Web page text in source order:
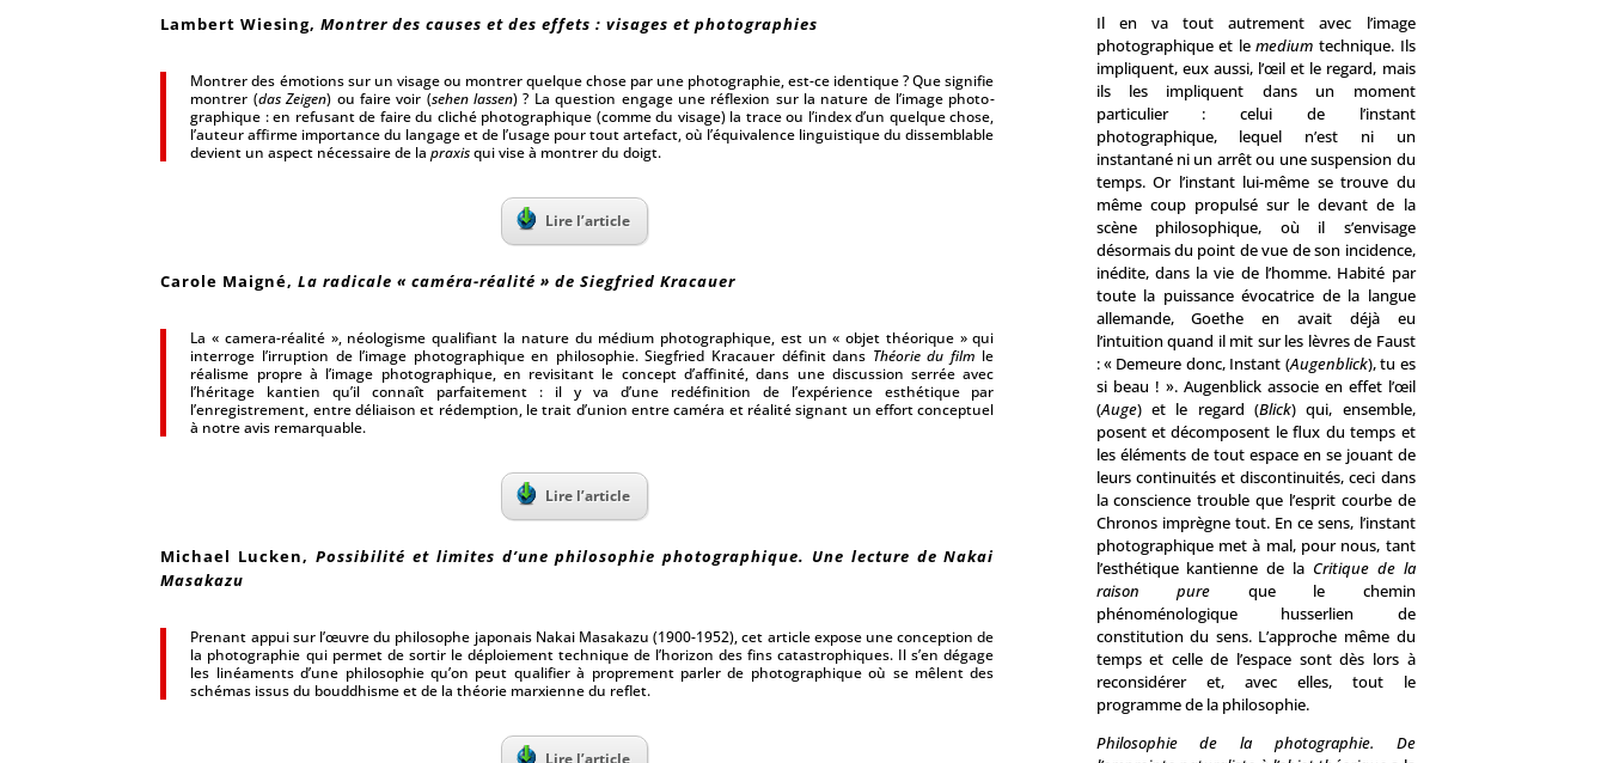
Lambert Wiesing, Montrer des causes et des effets : visages et photographies
Montrer des émotions sur un visage ou montrer quelque chose par une photographie, est-ce identique ? Que signifie
montrer (das Zeigen) ou faire voir (sehen lassen) ? La question engage une réflexion sur la nature de l’image photo­
graphique : en refusant de faire du cliché photographique (comme du visage) la trace ou l’index d’un quelque chose,
l’auteur affirme importance du langage et de l’usage pour tout artefact, où l’équivalence linguistique du dissemblable
devient un aspect nécessaire de lapraxisqui vise à montrer du doigt.
Lire l’article
Carole Maigné,La radicale « caméra-réalité » de Siegfried Kracauer
La « camera-réalité », néologisme qualifiant la nature du médium photographique, est un « objet théorique » qui
interroge l’irruption de l’image photographique en philosophie. Siegfried Kracauer définit dans Théorie du film le
réalisme propre à l’image photographique, en revisitant le concept d’affinité, dans une discussion serrée avec
l’héritage kantien qu’il connaît parfaitement : il y va d’une redéfinition de l’expérience esthétique par
l’enregistrement, entre déliaison et rédemption, le trait d’union entre caméra et réalité signant un effort conceptuel
à notre avis remarquable.
Lire l’article
Michael Lucken,Possibilité et limites d’une philosophie photographique. Une lecture de Nakai
Masakazu
Prenant appui sur l’œuvre du philosophe japonais Nakai Masakazu (1900-1952), cet article expose une conception de
la photographie qui permet de sortir le déploiement technique de l’horizon des fins catastrophiques. Il s’en dégage
les linéaments d’une philosophie qu’on peut qualifier à proprement parler de photographique où se mêlent des
schémas issus du bouddhisme et de la théorie marxienne du reflet.
Lire l’article
Il en va tout autrement avec l’image
photographique et lemedium technique. Ils
impliquent, eux aussi, l’œil et le regard, mais
ils les impliquent dans un moment
particulier : celui de l’instant
photographique, lequel n’est ni un
instantané ni un arrêt ou une suspension du
temps. Or l’instant lui-même se trouve du
même coup propulsé sur le devant de la
scène philosophique, où il s’envisage
désormais du point de vue de son incidence,
inédite, dans la vie de l’homme. Habité par
toute la puissance évocatrice de la langue
allemande, Goethe en avait déjà eu
l’intuition quand il mit sur les lèvres de Faust
: « Demeure donc, Instant (Augenblick), tu es
si beau ! ». Augenblick associe en effet l’œil
(Auge) et le regard (Blick) qui, ensemble,
posent et décomposent le flux du temps et
les éléments de tout espace en se jouant de
leurs continuités et discontinuités, ceci dans
la conscience trouble que l’esprit courbe de
Chronos imprègne tout. En ce sens, l’instant
photographique met à mal, pour nous, tant
l’esthétique kantienne de la Critique de la
raison pure que le chemin
phénoménologique husserlien de
constitution du sens. L’approche même du
temps et celle de l’espace sont dès lors à
reconsidérer et, avec elles, tout le
programme de la philosophie.
Philosophie de la photographie. De